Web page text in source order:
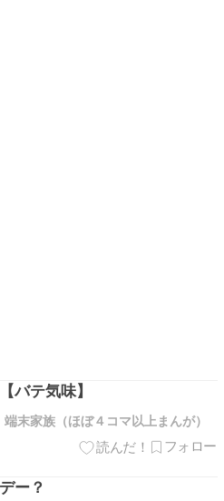
バテ気味】
端末家族（ほぼ４コマ以上まんが）
ー？